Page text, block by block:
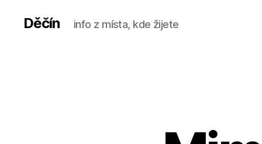
Děčín info z místa, kde žijete